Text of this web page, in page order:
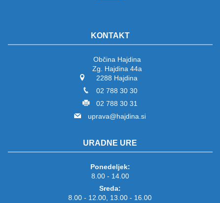
KONTAKT
Občina Hajdina
Zg. Hajdina 44a
2288 Hajdina
02 788 30 30
02 788 30 31
uprava@hajdina.si
URADNE URE
Ponedeljek:
8.00 - 14.00
Sreda:
8.00 - 12.00, 13.00 - 16.00